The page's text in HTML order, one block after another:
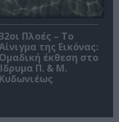
Πλοές – Το
της Εικόνας:
Ομαδική έκθεση στο
Π. & Μ.
Κυδωνιέως